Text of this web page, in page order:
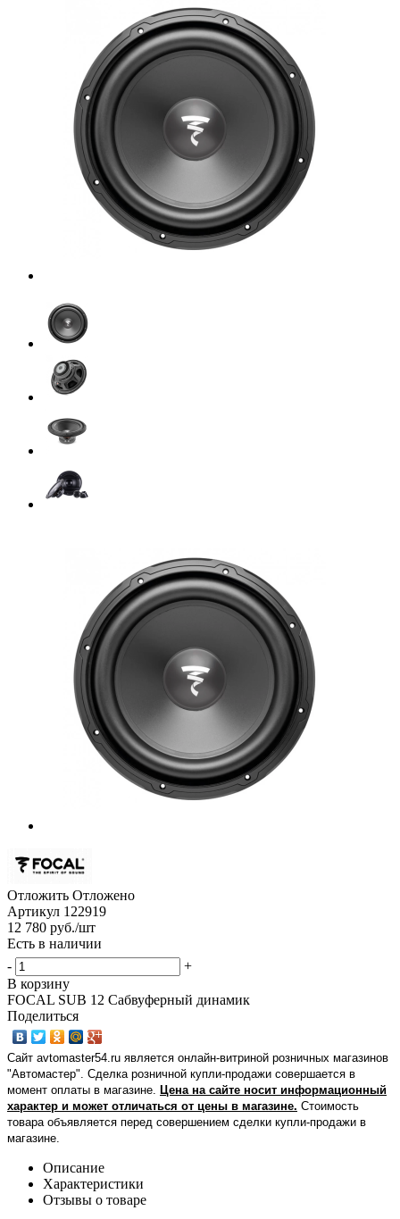
Отложить Отложено
Артикул 122919
12 780 руб./шт
Есть в наличии
-
+
В корзину
FOCAL SUB 12 Сабвуферный динамик
Поделиться
Сайт avtomaster54.ru является онлайн-витриной розничных магазинов
"Автомастер". Сделка розничной купли-продажи совершается в
момент оплаты в магазине.
Цена на сайте носит информационный
характер и может отличаться от цены в магазине. Стоимость
товара объявляется перед совершением сделки купли-продажи в
магазине
Описание
Характеристики
Отзывы о товаре